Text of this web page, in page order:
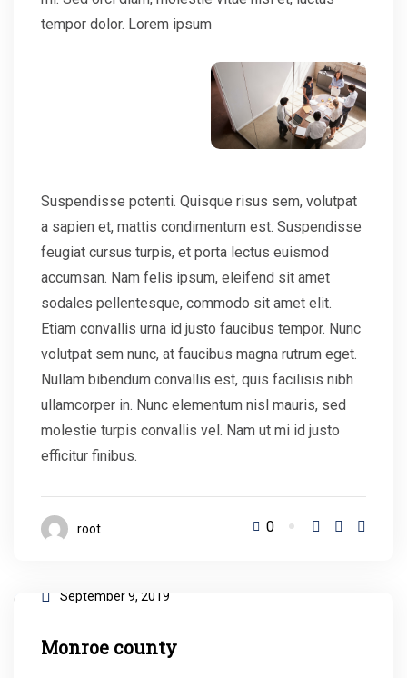
tempor dolor. Lorem ipsum
Suspendisse potenti. Quisque risus sem, volutpat
a sapien et, mattis condimentum est. Suspendisse
feugiat cursus turpis, et porta lectus euismod
accumsan. Nam felis ipsum, eleifend sit amet
sodales pellentesque, commodo sit amet elit.
Etiam convallis urna id justo faucibus tempor. Nunc
volutpat sem nunc, at faucibus magna rutrum eget.
Nullam bibendum convallis est, quis facilisis nibh
ullamcorper in. Nunc elementum nisl mauris, sed
molestie turpis convallis vel. Nam ut mi id justo
efficitur finibus.
root 0
September 9, 2019
Monroe county